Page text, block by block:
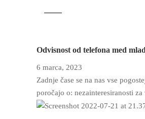
Odvisnost od telefona med
6 marca, 2023
Zadnje čase se na nas vse
poročajo o: nezainteresiranosti